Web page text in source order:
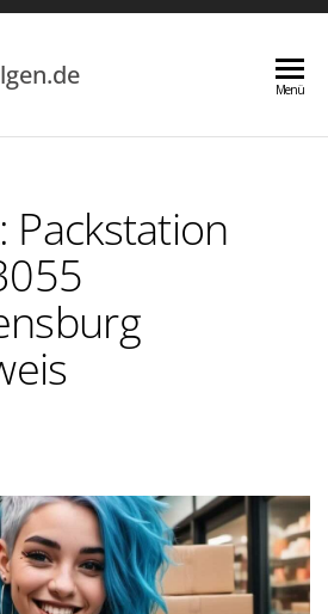
Menü
Packstation